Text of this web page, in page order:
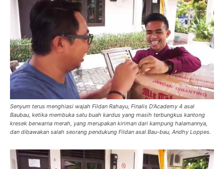
Senyum terus menghiasi wajah Fildan Rahayu, Finalis D'Academy 4 asal
Baubau, ketika membuka satu buah kardus yang masih terbungkus kantong
kresek berwarna merah, yang merupakan kiriman dari kampung halamannya,
dan dibawakan salah seorang pendukung Fildan asal Bau-bau, Andhy Loppes.